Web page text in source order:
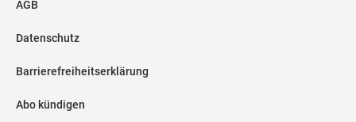
AGB
Datenschutz
Barrierefreiheitserklärung
Abo kündigen